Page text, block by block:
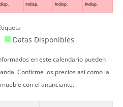
Indisp.
Indisp.
Indisp.
Datas Disponibles
en este calendario pueden
Confirme los precios así como la
con el anunciante.